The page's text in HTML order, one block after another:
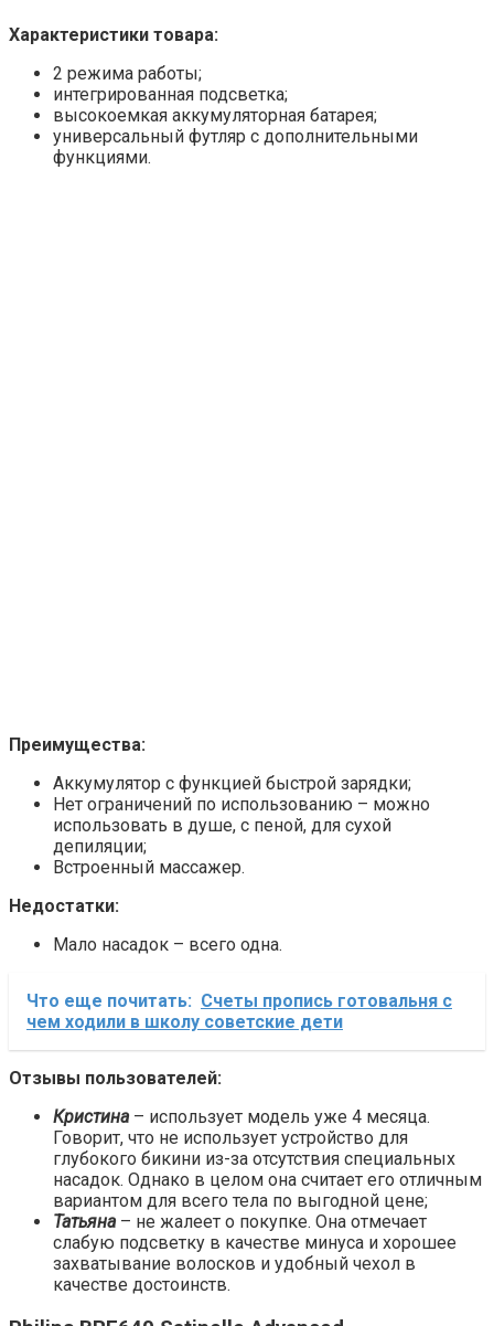
Характеристики товара:
2 режима работы;
интегрированная подсветка;
высокоемкая аккумуляторная батарея;
универсальный футляр с дополнительными
функциями.
Преимущества:
Аккумулятор с функцией быстрой зарядки;
Нет ограничений по использованию – можно
использовать в душе, с пеной, для сухой
депиляции;
Встроенный массажер.
Недостатки:
Мало насадок – всего одна.
Что еще почитать: Счеты пропись готовальня с
чем ходили в школу советские дети
Отзывы пользователей:
Кристина – использует модель уже 4 месяца.
Говорит, что не использует устройство для
глубокого бикини из-за отсутствия специальных
насадок. Однако в целом она считает его отличным
вариантом для всего тела по выгодной цене;
Татьяна – не жалеет о покупке. Она отмечает
слабую подсветку в качестве минуса и хорошее
захватывание волосков и удобный чехол в
качестве достоинств.